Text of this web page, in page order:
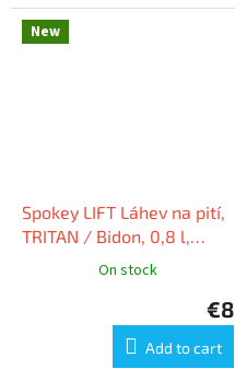
New
Spokey LIFT Láhev na pití,
TRITAN / Bidon, 0,8 l,
On stock
€8
Add to cart